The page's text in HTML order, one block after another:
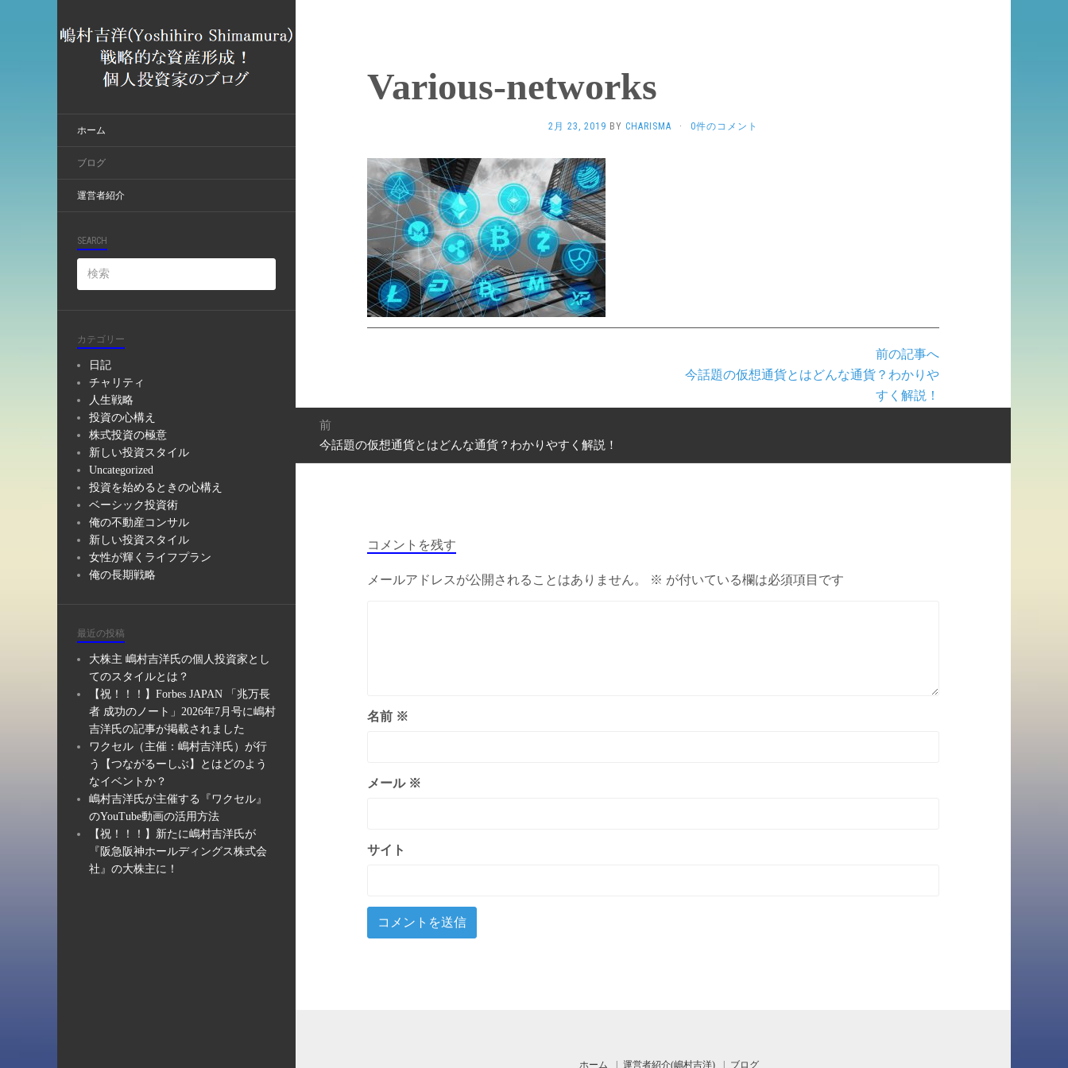
ホーム
ブログ
運営者紹介
SEARCH
カテゴリー
日記
チャリティ
人生戦略
投資の心構え
株式投資の極意
新しい投資スタイル
Uncategorized
投資を始めるときの心構え
ベーシック投資術
俺の不動産コンサル
新しい投資スタイル
女性が輝くライフプラン
俺の長期戦略
最近の投稿
大株主 嶋村吉洋氏の個人投資家とし
てのスタイルとは？
【祝！！！】Forbes JAPAN 「兆万長
者 成功のノート」2026年7月号に嶋村
吉洋氏の記事が掲載されました
ワクセル（主催：嶋村吉洋氏）が行
う【つながるーしぶ】とはどのよう
なイベントか？
嶋村吉洋氏が主催する『ワクセル』
のYouTube動画の活用方法
【祝！！！】新たに嶋村吉洋氏が
『阪急阪神ホールディングス株式会
社』の大株主に！
Various-networks
2月 23, 2019 BY CHARISMA · 0件のコメント
前の記事へ
今話題の仮想通貨とはどんな通貨？わかりや
すく解説！
前
前
の
今話題の仮想通貨とはどんな通貨？わかりやすく解説！
コメントを残す
メールアドレスが公開されることはありません。 ※ が付いている欄は必須項目です
名前 ※
メール ※
サイト
ホーム 運営者紹介(嶋村吉洋) ブログ